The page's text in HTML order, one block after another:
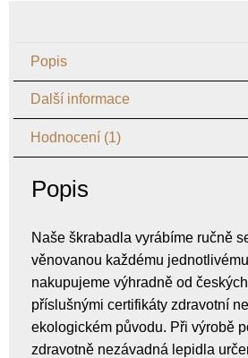
Popis
Další informace
Hodnocení (1)
Popis
Naše škrabadla vyrábíme ručně
věnovanou každému
nakupujeme výhradně od
příslušnými certifikáty zdravotní
ekologickém původu. Při výrobě
zdravotně nezávadná lepidla